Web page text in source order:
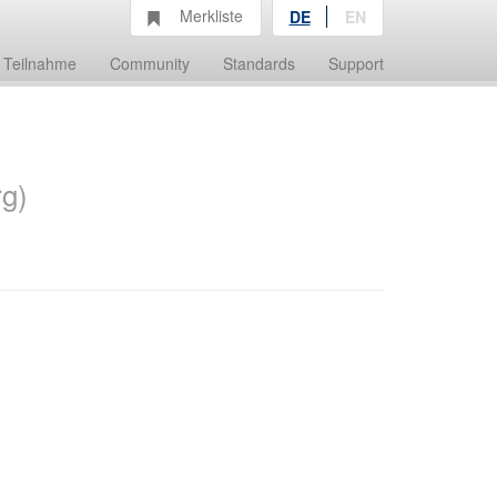
Teilnahme Community Standards Support
Merkliste DE EN